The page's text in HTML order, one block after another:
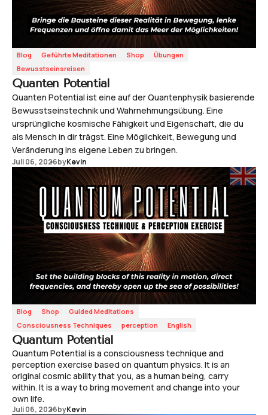
Blog Geführte Meditationen Shop
Übungen
Bewusstseinsreisen
Quanten Potential
Quanten Potential ist eine auf der Quantenphysik basierende
Bewusstseinstechnik und Wahrnehmungsübung. Eine
ursprüngliche kosmische Fähigkeit und Eigenschaft, die du
als Mensch in dir trägst. Eine Möglichkeit, Bewegung und
Veränderung ins eigene Leben zu bringen.
Juli 06, 2026byKevin
Blog Shop
Guided Meditations
Consciousness Techniques
perception English
Quantum Potential
Quantum Potential is a consciousness technique and
perception exercise based on quantum physics. It is an
original cosmic ability that you, as a human being, carry
within. It is a way to bring movement and change into your
own life.
Juli 06, 2026byKevin